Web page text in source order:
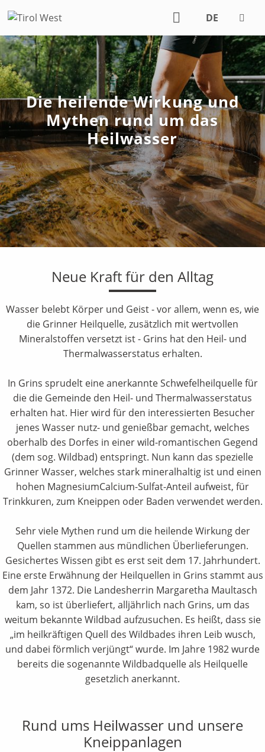
DE
EN
Die heilende Wirkung und
Mythen rund um das
Heilwasser
Neue Kraft für den Alltag
Wasser belebt Körper und Geist - vor allem, wenn es, wie
die Grinner Heilquelle, zusätzlich mit wertvollen
Mineralstoffen versetzt ist - Grins hat den Heil- und
Thermalwasserstatus erhalten.
In Grins sprudelt eine anerkannte Schwefelheilquelle für
die die Gemeinde den Heil- und Thermalwasserstatus
erhalten hat. Hier wird für den interessierten Besucher
jenes Wasser nutz- und genießbar gemacht, welches
oberhalb des Dorfes in einer wild-romantischen Gegend
(dem sog. Wildbad) entspringt. Nun kann das spezielle
Grinner Wasser, welches stark mineralhaltig ist und einen
hohen MagnesiumCalcium-Sulfat-Anteil aufweist, für
Trinkkuren, zum Kneippen oder Baden verwendet werden.
Sehr viele Mythen rund um die heilende Wirkung der
Quellen stammen aus mündlichen Überlieferungen.
Gesichertes Wissen gibt es erst seit dem 17. Jahrhundert.
Eine erste Erwähnung der Heilquellen in Grins stammt aus
dem Jahr 1372. Die Landesherrin Margaretha Maultasch
kam, so ist überliefert, alljährlich nach Grins, um das
weitum bekannte Wildbad aufzusuchen. Es heißt, dass sie
„im heilkräftigen Quell des Wildbades ihren Leib wusch,
und dabei förmlich verjüngt“ wurde. Im Jahre 1982 wurde
bereits die sogenannte Wildbadquelle als Heilquelle
gesetzlich anerkannt.
Rund ums Heilwasser und unsere
Kneippanlagen